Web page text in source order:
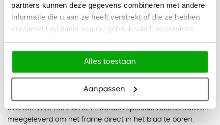
partners kunnen deze gegevens combineren met andere
informatie die u aan ze heeft verstrekt of die ze hebben
verzameld op basis van uw gebruik van hun services.
Alles toestaan
Aanpassen
Duurzaam melamine blad van 25 mm dik
Geschikt voor kantines en projectinrichting
Stevig en stabiel onderstel
2 jaar fabrieksgarantie
overeen met het frame. Er worden speciale houtschroeven
meegeleverd om het frame direct in het blad te boren.